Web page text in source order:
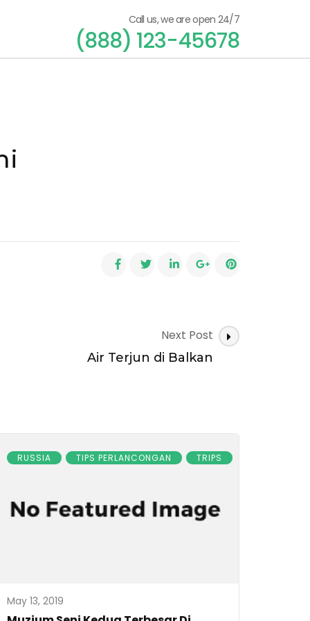
Call us, we are open 24/7
(888) 123-45678
Next Post
Air Terjun di Balkan
RUSSIA TIPS PERLANCONGAN TRIPS
May 13, 2019